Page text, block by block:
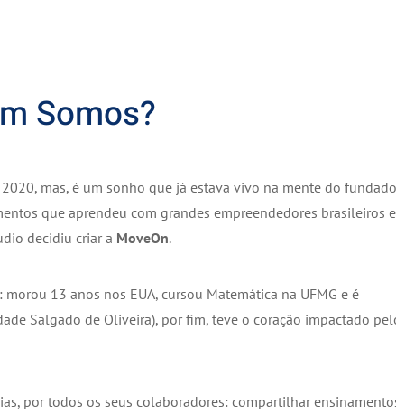
Somos?
mas, é um sonho que já estava vivo na mente do
que aprendeu com grandes empreendedores brasileiros e
decidiu criar a MoveOn.
13 anos nos EUA, cursou Matemática na UFMG e é
Salgado de Oliveira), por fim, teve o coração impactado
por todos os seus colaboradores: compartilhar